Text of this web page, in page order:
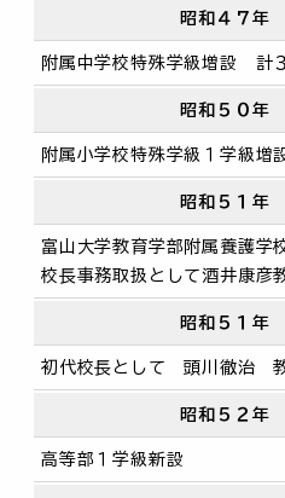
昭和４７
附属中学校特殊学級増設 計
昭和５０
附属小学校特殊学級１学級
昭和５１
富山大学教育学部附属養護学
校長事務取扱として酒井康彦
昭和５１
初代校長として 頭川徹治
昭和５２
高等部１学級新設